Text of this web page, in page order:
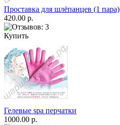
Проставка для шлёпанцев (1 пара)
420.00 р.
Купить
Гелевые spa перчатки
1000.00 р.